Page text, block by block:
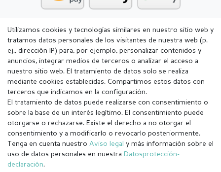
Aviso legal Política de Privacidad
Utilizamos cookies y tecnologías similares en nuestro sitio web y
tratamos datos personales de los visitantes de nuestra web (p.
ej., dirección IP) para, por ejemplo, personalizar contenidos y
anuncios, integrar medios de terceros o analizar el acceso a
nuestro sitio web. El tratamiento de datos solo se realiza
mediante cookies establecidas. Compartimos estos datos con
terceros que indicamos en la configuración.
El tratamiento de datos puede realizarse con consentimiento o
sobre la base de un interés legítimo. El consentimiento puede
otorgarse o rechazarse. Existe el derecho a no otorgar el
consentimiento y a modificarlo o revocarlo posteriormente.
Tenga en cuenta nuestro Aviso legal y más información sobre el
uso de datos personales en nuestra Datos­protección­
declaración.